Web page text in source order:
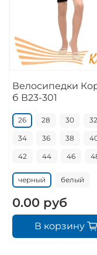
Велосипедки
б В23-301
26 28 30 32
34 36 38
42 44 46
черный белый
0.00 руб
В корзину